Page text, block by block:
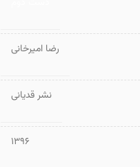
رضا امیرخانی
نشر قدیانی
1396